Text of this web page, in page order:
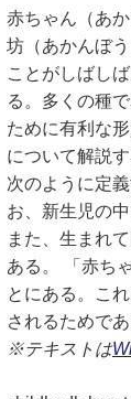
赤ちゃん（あ
坊（あかんぼ
ことがしばし
る。多くの種
ために有利な
について解説
次のように定
お、新生児の
また、生まれ
ある。 「赤ち
とにある。こ
されるためであ
※テキストは